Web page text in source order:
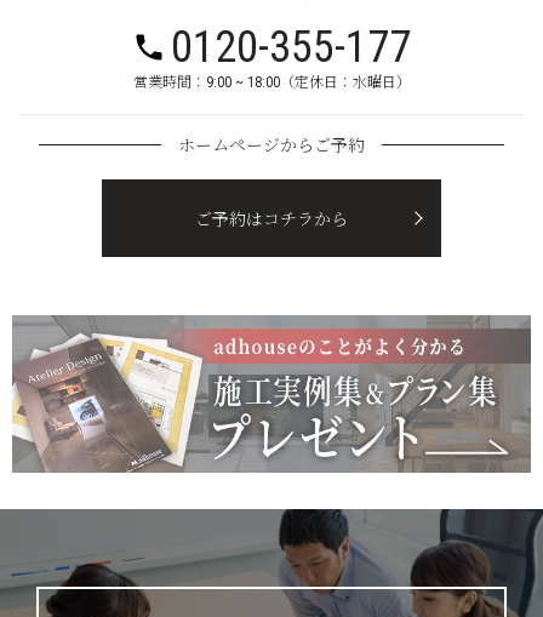
0120-355-177
営業時間：9:00 ~ 18:00（定休日：水曜日）
ホームページからご予約
ご予約はコチラから